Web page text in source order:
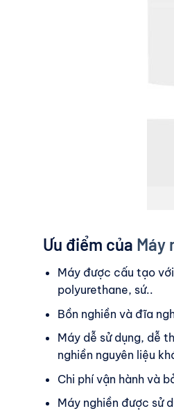
Ưu điểm của Máy
Máy được cấu tạo
polyurethane, sứ..
Bồn nghiền và đĩa
Máy dễ sử dụng, dễ
nghiền nguyên liệu
Chi phí vận hành và
Máy nghiền được sử